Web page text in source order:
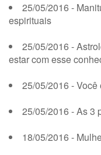
25/05/2016 -
espirituais
25/05/2016 -
estar com esse
25/05/2016 -
25/05/2016 - As 3
18/05/2016 -